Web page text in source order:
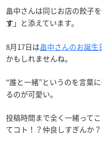
畠中さんは同じお店の餃子
す 」と添えています。
8月17日は畠中さんのお誕生
かもしれませんね。
“誰と一緒”というのを言葉に
るのが可愛い。
投稿時間まで全く一緒って
てコト！？仲良しすぎんか？